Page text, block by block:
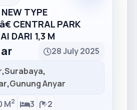
TYPE
CENTRAL PARK
DARI 1,3 M
28 July 2025
,Surabaya,
,Gunung Anyar
M2 3 2